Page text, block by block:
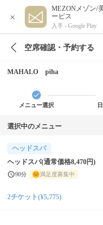
×
MEZONメゾン/
ービス
入手 - Google Play
空席確認・予約する
MAHALO piha
メニュー選択
選択中のメニュー
ヘッドスパ
ヘッドスパ(通常価格8,470円)
90分 満足度募集中
2チケット(¥5,775)